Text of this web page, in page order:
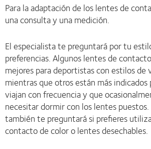
Para la adaptación de los lentes de
una consulta y una medición.
El especialista te preguntará por tu
preferencias. Algunos lentes de
mejores para deportistas con estilos de
mientras que otros están más indicados
viajan con frecuencia y que
necesitar dormir con los lentes
también te preguntará si prefieres
contacto de color o lentes desechables.